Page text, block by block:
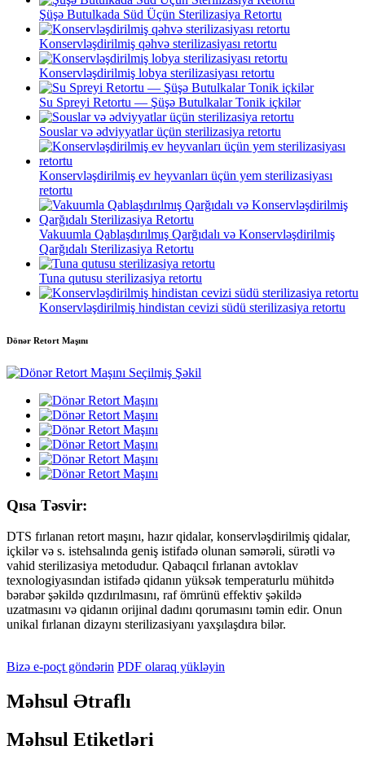
Şüşə Butulkada Süd Üçün Sterilizasiya Retortu
Konservləşdirilmiş qəhvə sterilizasiyası retortu
Konservləşdirilmiş lobya sterilizasiyası retortu
Su Spreyi Retortu — Şüşə Butulkalar Tonik içkilər
Souslar və ədviyyatlar üçün sterilizasiya retortu
Konservləşdirilmiş ev heyvanları üçün yem sterilizasiyası
retortu
Vakuumla Qablaşdırılmış Qarğıdalı və Konservləşdirilmiş
Qarğıdalı Sterilizasiya Retortu
Tuna qutusu sterilizasiya retortu
Konservləşdirilmiş hindistan cevizi südü sterilizasiya retortu
Dönər Retort Maşını
Qısa Təsvir:
DTS fırlanan retort maşını, hazır qidalar, konservləşdirilmiş qidalar,
içkilər və s. istehsalında geniş istifadə olunan səmərəli, sürətli və
vahid sterilizasiya metodudur. Qabaqcıl fırlanan avtoklav
texnologiyasından istifadə qidanın yüksək temperaturlu mühitdə
bərabər şəkildə qızdırılmasını, raf ömrünü effektiv şəkildə
uzatmasını və qidanın orijinal dadını qorumasını təmin edir. Onun
unikal fırlanan dizaynı sterilizasiyanı yaxşılaşdıra bilər.
Bizə e-poçt göndərin PDF olaraq yükləyin
Məhsul Ətraflı
Məhsul Etiketləri